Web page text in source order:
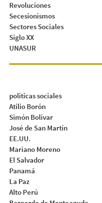
Revoluciones
Secesionismos
Sectores Sociales
Siglo XX
UNASUR
politicas sociales
Atilio Borón
Simón Bolívar
José de San Martín
EE.UU.
Mariano Moreno
El Salvador
Panamá
La Paz
Alto Perú